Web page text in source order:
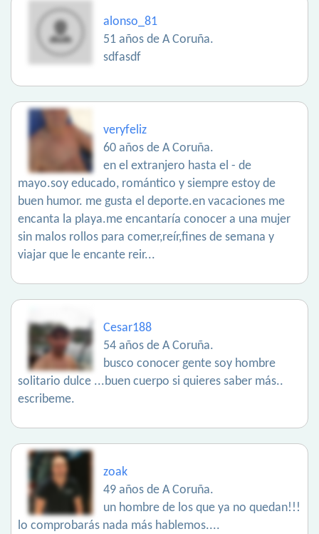
alonso_81
51 años de A Coruña.
sdfasdf
veryfeliz
60 años de A Coruña.
en el extranjero hasta el - de
mayo.soy educado, romántico y siempre estoy de
buen humor. me gusta el deporte.en vacaciones me
encanta la playa.me encantaría conocer a una mujer
sin malos rollos para comer,reír,fines de semana y
viajar que le encante reir...
Cesar188
54 años de A Coruña.
busco conocer gente soy hombre
solitario dulce ...buen cuerpo si quieres saber más..
escribeme.
zoak
49 años de A Coruña.
un hombre de los que ya no quedan!!!
lo comprobarás nada más hablemos....